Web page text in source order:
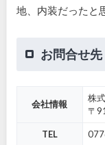
地、内装だったと
お問合せ先
会社情報
株
〒
TEL